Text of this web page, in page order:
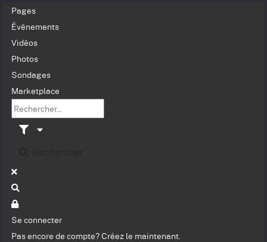
Pages
Événements
Vidéos
Photos
Sondages
Marketplace
Se connecter
Pas encore de compte? Créez le maintenant.